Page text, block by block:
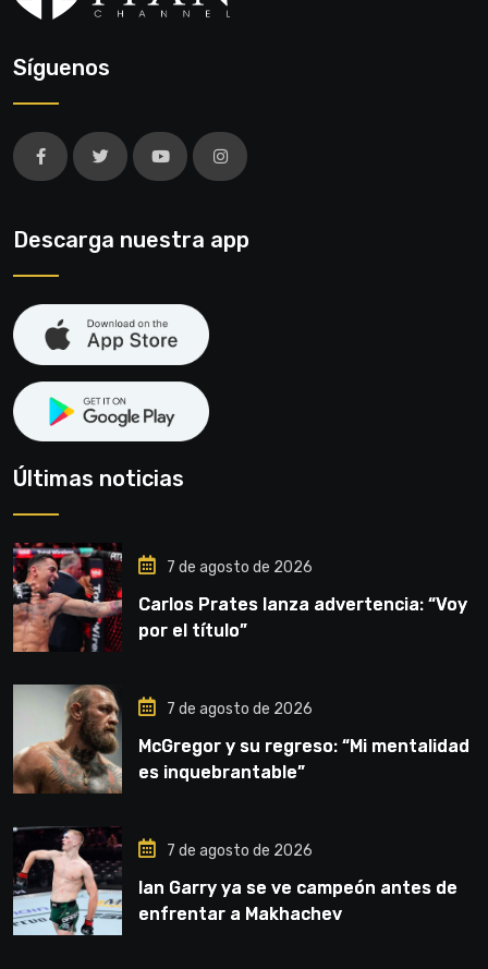
Síguenos
Descarga nuestra app
Últimas noticias
7 de agosto de 2026
Carlos Prates lanza advertencia: “Voy
por el título”
7 de agosto de 2026
McGregor y su regreso: “Mi mentalidad
es inquebrantable”
7 de agosto de 2026
Ian Garry ya se ve campeón antes de
enfrentar a Makhachev